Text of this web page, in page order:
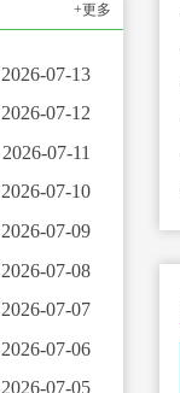
+更多
2026-07-13
2026-07-12
2026-07-11
2026-07-10
2026-07-09
2026-07-08
2026-07-07
2026-07-06
2026-07-05